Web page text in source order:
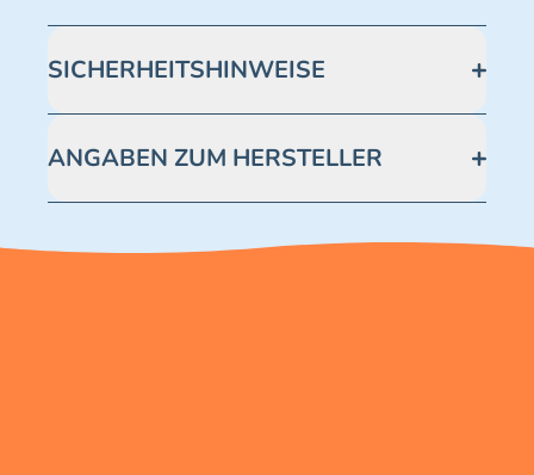
SICHERHEITSHINWEISE
Enthält verschluckbare Kleinteile -
Erstickungsgefahr.
ANGABEN ZUM HERSTELLER
ocean.de/kundenservice Telefonnummer: 0711
2202990 Seidenstraße 19 70174 Stuttgart